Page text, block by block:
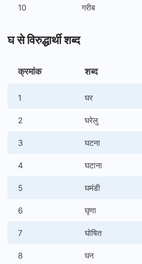
10 गरीब
घ से विरुद्धार्थी शब्द
क्रमांक शब्द
1 घर
2 घरेलु
3 घटना
4 घटाना
5 घमंडी
6 घृणा
7 घोषित
8 घन